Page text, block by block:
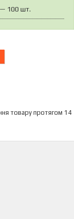
100 шт.
товару протягом 14